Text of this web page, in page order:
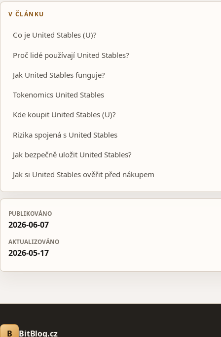
V ČLÁNKU
Co je United Stables (U)?
Proč lidé používají United Stables?
Jak United Stables funguje?
Tokenomics United Stables
Kde koupit United Stables (U)?
Rizika spojená s United Stables
Jak bezpečně uložit United Stables?
Jak si United Stables ověřit před nákupem
PUBLIKOVÁNO
2026-06-07
AKTUALIZOVÁNO
2026-05-17
B BitBlog.cz